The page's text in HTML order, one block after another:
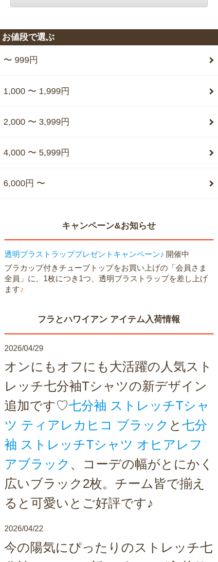
お値段で選ぶ
〜 999円
1,000 〜 1,999円
2,000 〜 3,999円
4,000 〜 5,999円
6,000円 〜
キャンペーン&お知らせ
透明ブラストラッププレゼントキャンペーン♪ 開催中
ブラカップ付きチューブトップをお買い上げの「会員さま
全員」に、1枚につき1つ、透明ブラストラップを差し上げ
ます♪
フラとハワイアン アイテム入荷情報
2026/04/29
オンにもオフにも大活躍の人気スト
レッチ七分袖Tシャツの新デザイン
追加です♡七分袖 ストレッチTシャ
ツ ティアレカヒコ ブラック と 七分
袖 ストレッチTシャツ オヒアレフ
アブラック 、コーデの幅がとにかく
広いブラック2枚。チーム皆で揃え
ると可愛いとご好評です♪
2026/04/22
今の陽気にぴったりのストレッチ七